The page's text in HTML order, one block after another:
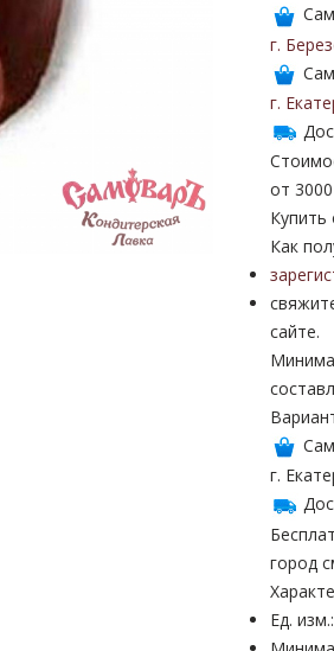
г.
г.
от
Купить
Как
сайте.
г.
город
Ед.